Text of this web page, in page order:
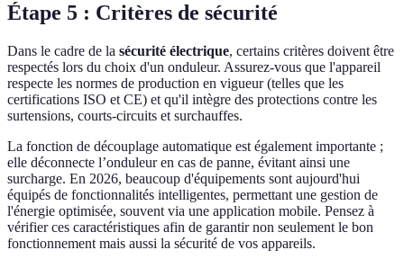
Étape 5 : Critères de sécurité
Dans le cadre de la sécurité électrique, certains critères doivent être
respectés lors du choix d'un onduleur. Assurez-vous que l'appareil
respecte les normes de production en vigueur (telles que les
certifications ISO et CE) et qu'il intègre des protections contre les
surtensions, courts-circuits et surchauffes.
La fonction de découplage automatique est également importante ;
elle déconnecte l’onduleur en cas de panne, évitant ainsi une
surcharge. En 2026, beaucoup d'équipements sont aujourd'hui
équipés de fonctionnalités intelligentes, permettant une gestion de
l'énergie optimisée, souvent via une application mobile. Pensez à
vérifier ces caractéristiques afin de garantir non seulement le bon
fonctionnement mais aussi la sécurité de vos appareils.